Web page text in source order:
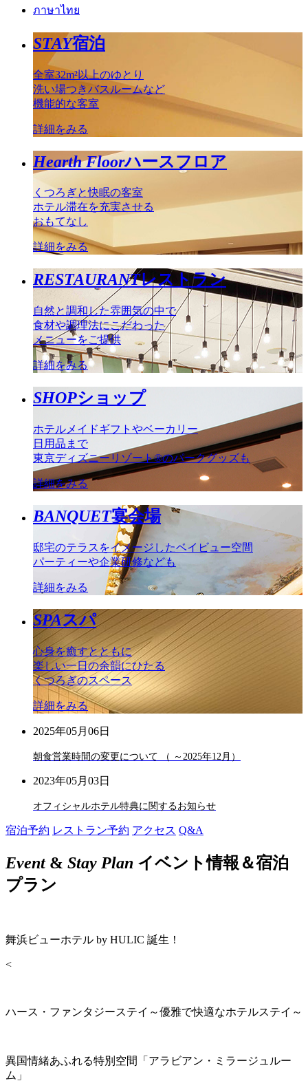
ภาษาไทย
STAY宿泊
全室32m²以上のゆとり
洗い場つきバスルームなど
機能的な客室
詳細をみる
Hearth Floorハースフロア
くつろぎと快眠の客室
ホテル滞在を充実させる
おもてなし
詳細をみる
RESTAURANTレストラン
自然と調和した雰囲気の中で
食材や調理法にこだわった
メニューをご提供
詳細をみる
SHOPショップ
ホテルメイドギフトやベーカリー
日用品まで
東京ディズニーリゾート®のパークグッズも
詳細をみる
BANQUET宴会場
邸宅のテラスをイメージしたベイビュー空間
パーティーや企業研修なども
詳細をみる
SPAスパ
心身を癒すとともに
楽しい一日の余韻にひたる
くつろぎのスペース
詳細をみる
2025年05月06日
朝食営業時間の変更について （ ～2025年12月）
2023年05月03日
オフィシャルホテル特典に関するお知らせ
宿泊予約 レストラン予約 アクセス Q&A
Event& Stay Plan イベント情報＆宿泊
プラン
舞浜ビューホテル by HULIC 誕生！
<
ハース・ファンタジーステイ～優雅で快適なホテルステイ～
異国情緒あふれる特別空間「アラビアン・ミラージュルー
ム」